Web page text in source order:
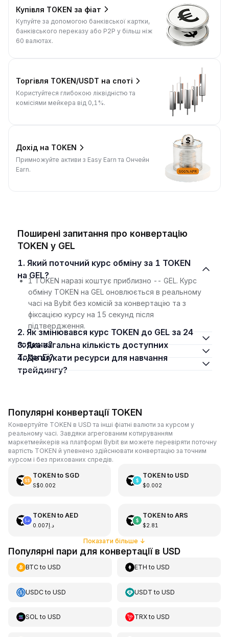
Купівля TOKEN за фіат
Купуйте за допомогою банківської картки,
банківського переказу або P2P у більш ніж
60 валютах.
Торгівля TOKEN/USDT на споті
Користуйтеся глибокою ліквідністю та
комісіями мейкера від 0,1%.
Дохід на TOKEN
Примножуйте активи з Easy Earn та Ончейн
Earn.
Поширені запитання про конвертацію
TOKEN у GEL
1. Який поточний курс обміну за 1 TOKEN
на GEL?
1 TOKEN наразі коштує приблизно -- GEL. Курс
обміну TOKEN на GEL оновлюється в реальному
часі на Bybit без комісій за конвертацію та з
фіксацією курсу на 15 секунд після
підтвердження.
2. Як змінювався курс TOKEN до GEL за 24
години?
3. Яка загальна кількість доступних
TokenFi?
4. Де шукати ресурси для навчання
трейдингу?
Популярні конвертації TOKEN
Конвертуйте TOKEN в USD та інші фіатні валюти за курсом у
реальному часі. Завдяки агрегованим котируванням
маркетмейкерів на платформі Bybit ви можете перевіряти поточну
вартість TOKEN й упевнено здійснювати конвертацію за точним
курсом і без прихованих спредів.
TOKENto SGD
S$0.002
TOKENto USD
$0.002
TOKENto AED
د.إ0.007
TOKENto ARS
$2.81
Показати більше ↓
Популярні пари для конвертації в USD
BTCto USD ETH toUSD
USDCto USD USDT toUSD
SOL to USD TRXtoUSD